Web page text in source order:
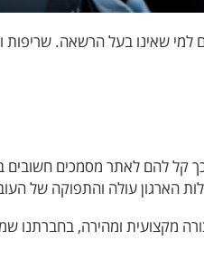
מצוידים במערכות הגנה מתקדמות 24 שעות. אין גישה למתקנים למי שאינו
קל להם לאתר מסמכים חשובים
הארגון עולה והתפוקה של
מקצועית ומהירה, בחברתנו